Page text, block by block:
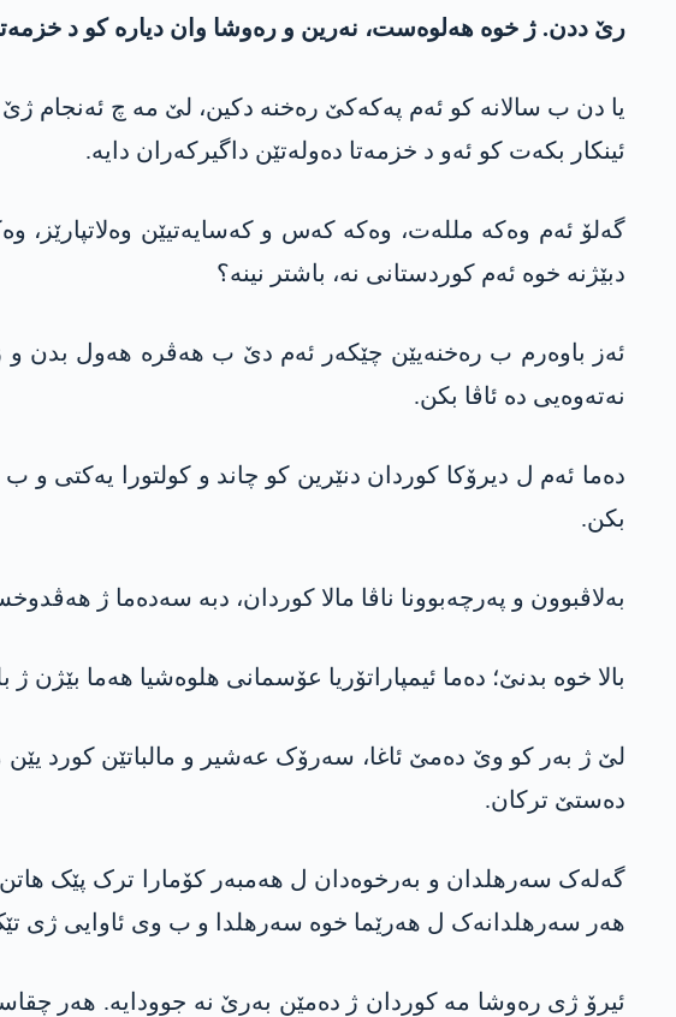
رێ ددن. ژ خوە ھەلوەست، نەرین و رەوشا وان دیارە کو د
یا دن ب سالانە کو ئەم پەکەکێ رەخنە دکین، لێ مە چ ئەنجام
ئینکار بکەت کو ئەو د خزمەتا دەولەتێن داگیرکەران دایە.
گەلۆ ئەم وەکە مللەت، وەکە کەس و کەسایەتیێن وەلاتپارێز،
دبێژنە خوە ئەم کوردستانی نە، باشتر نینە؟
ئەز باوەرم ب رەخنەیێن چێکەر ئەم دێ ب ھەڤرە ھەول بدن و
نەتەوەیی دە ئاڤا بکن.
دەما ئەم ل دیرۆکا کوردان دنێرین کو چاند و کولتورا یەکتی و
بکن.
بەلاڤبوون و پەرچەبوونا ناڤا مالا کوردان، دبە سەدەما ژ
بالا خوە بدنێ؛ دەما ئیمپاراتۆریا عۆسمانی ھلوەشیا ھەما
لێ ژ بەر کو وێ دەمێ ئاغا، سەرۆک عەشیر و مالباتێن کورد
دەستێ ترکان.
گەلەک سەرھلدان و بەرخوەدان ل ھەمبەر کۆمارا ترک پێک
ھەر سەرھلدانەک ل ھەرێما خوە سەرھلدا و ب وی ئاوایی ژی
ئیرۆ ژی رەوشا مە کوردان ژ دەمێن بەرێ نە جوودایە. ھەر